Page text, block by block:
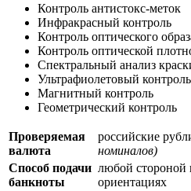
Контроль антистокс-меток
Инфракрасный контроль
Контроль оптического
Контроль оптической
Спектральный анализ
Ультрафиолетовый контроль
Магнитный контроль
Геометрический контроль
Проверяемая
валюта
российские
номиналов)
Способ подачи
банкноты
любой стороной
ориентациях